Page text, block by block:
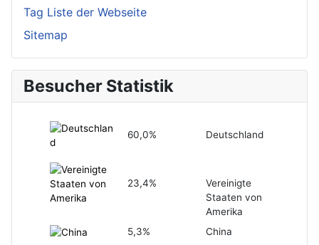
Tag Liste der Webseite
Sitemap
Besucher Statistik
60,0% Deutschland
23,4%
Vereinigte
Staaten von
Amerika
5,3%
China